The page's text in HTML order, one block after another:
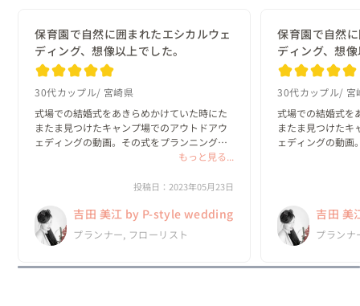
保育園で自然に囲まれたエシカルウェ
ディング、想像以上でした。
30代カップル 宮崎県
式場での結婚式をあきらめかけていた時にた
またま見つけたキャンプ場でのアウトドアウ
ェディングの動画。その式をプランニングさ
れていたのが吉田美江さん(ｐ.style）でし
の世界観に引き込まれていました。その後す
もっと見る...
投稿日：2023年05月23日
吉田 美江 by P-style wedding
プランナー, フローリスト
保育園で自然
ディング、想
30代カップル 宮
式場での結婚式を
またま見つけたキ
ェディングの動画
吉田
プランナ